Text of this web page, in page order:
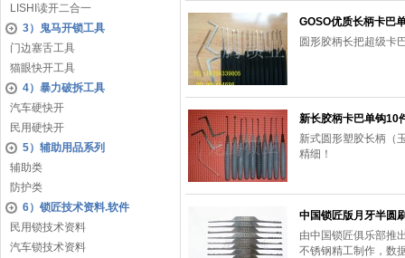
LISHI读开二合一
3）鬼马开锁工具
门边塞舌工具
猫眼快开工具
4）暴力破拆工具
汽车硬快开
民用硬快开
5）辅助用品系列
辅助类
防护类
6）锁匠技术资料.软件
民用锁技术资料
汽车锁技术资料
GOSO优质长柄卡巴
圆形胶柄长把超级卡
新长胶柄卡巴单钩10
新式圆形塑胶长柄（
精细！
中国锁匠版月牙半圆
由中国锁匠俱乐部推
不锈钢精工制作，数